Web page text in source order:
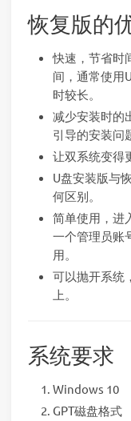
恢复版的
快速，节省时
间，通常使用
时较长。
减少安装时的
引导的安装问
让双系统变得
U盘安装版与
何区别。
简单使用，进
一个管理员账
用。
可以抛开系统
上。
系统要求
Windows 10
GPT磁盘格式